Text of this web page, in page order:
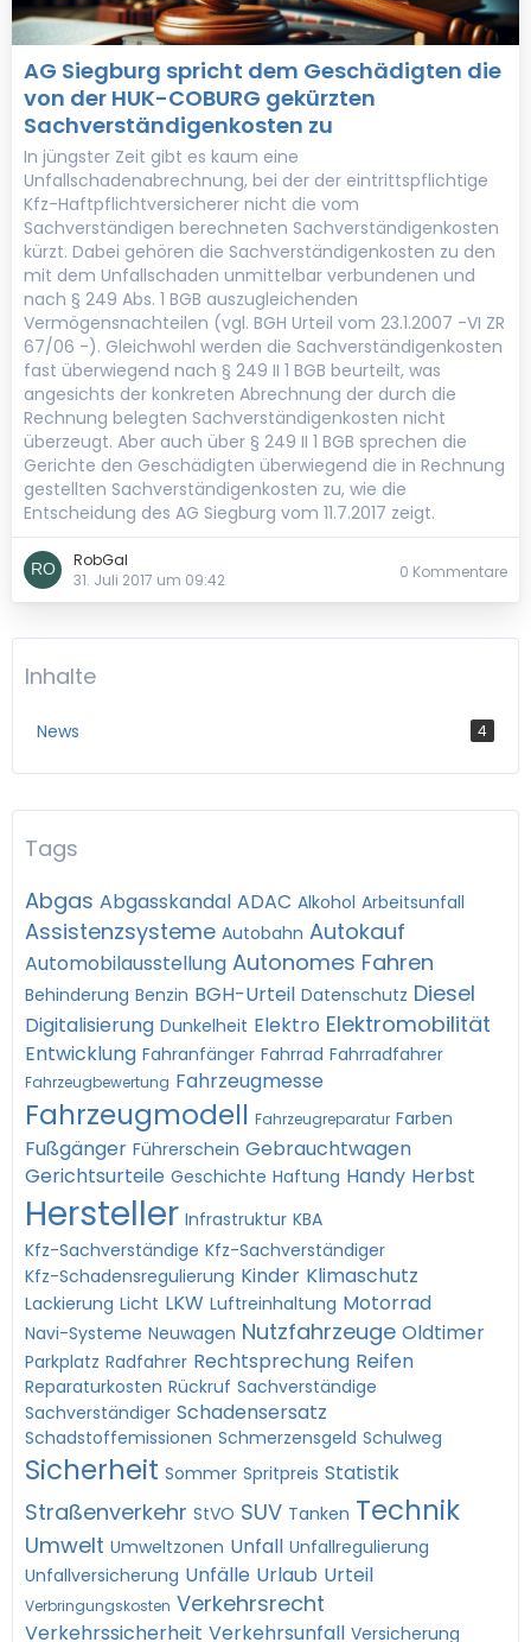
AG Siegburg spricht dem Geschädigten die
von der HUK-COBURG gekürzten
Sachverständigenkosten zu
In jüngster Zeit gibt es kaum eine
Unfallschadenabrechnung, bei der der eintrittspflichtige
Kfz-Haftpflichtversicherer nicht die vom
Sachverständigen berechneten Sachverständigenkosten
kürzt. Dabei gehören die Sachverständigenkosten zu den
mit dem Unfallschaden unmittelbar verbundenen und
nach § 249 Abs. 1 BGB auszugleichenden
Vermögensnachteilen (vgl. BGH Urteil vom 23.1.2007 -VI ZR
67/06 -). Gleichwohl werden die Sachverständigenkosten
fast überwiegend nach § 249 II 1 BGB beurteilt, was
angesichts der konkreten Abrechnung der durch die
Rechnung belegten Sachverständigenkosten nicht
überzeugt. Aber auch über § 249 II 1 BGB sprechen die
Gerichte den Geschädigten überwiegend die in Rechnung
gestellten Sachverständigenkosten zu, wie die
Entscheidung des AG Siegburg vom 11.7.2017 zeigt.
RobGal
31. Juli 2017 um 09:42
0 Kommentare
Inhalte
News 4
Tags
Abgas Abgasskandal ADAC Alkohol Arbeitsunfall
Assistenzsysteme Autobahn Autokauf
Automobilausstellung Autonomes Fahren
Behinderung Benzin BGH-Urteil Datenschutz Diesel
Digitalisierung Dunkelheit Elektro Elektromobilität
Entwicklung Fahranfänger Fahrrad Fahrradfahrer
Fahrzeugbewertung Fahrzeugmesse
Fahrzeugmodell Fahrzeugreparatur Farben
Fußgänger Führerschein Gebrauchtwagen
Gerichtsurteile Geschichte Haftung Handy Herbst
Hersteller Infrastruktur KBA
Kfz-Sachverständige Kfz-Sachverständiger
Kfz-Schadensregulierung Kinder Klimaschutz
Lackierung Licht LKW Luftreinhaltung Motorrad
Navi-Systeme Neuwagen Nutzfahrzeuge Oldtimer
Parkplatz Radfahrer Rechtsprechung Reifen
Reparaturkosten Rückruf Sachverständige
Sachverständiger Schadensersatz
Schadstoffemissionen Schmerzensgeld Schulweg
Sicherheit Sommer Spritpreis Statistik
Straßenverkehr StVO SUV Tanken Technik
Umwelt Umweltzonen Unfall Unfallregulierung
Unfallversicherung Unfälle Urlaub Urteil
Verbringungskosten Verkehrsrecht
Verkehrssicherheit Verkehrsunfall Versicherung